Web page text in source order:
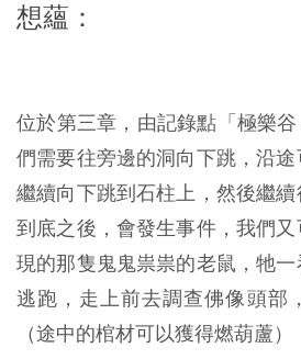
想蘊：
位於第三章，由記錄點「極樂
們需要往旁邊的洞向下跳，沿途
繼續向下跳到石柱上，然後繼
到底之後，會發生事件，我們
現的那隻鬼鬼祟祟的老鼠，牠
逃跑，走上前去調查佛像頭部
（途中的棺材可以獲得燃葫蘆）